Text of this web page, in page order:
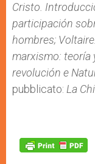
Cristo.
participación
hombres;
marxismo: teoría
revolución e
pubblicato: La